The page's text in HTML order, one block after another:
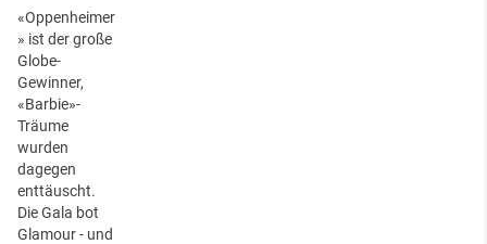
«Oppenheimer
» ist der große
Globe-
Gewinner,
«Barbie»-
Träume
wurden
dagegen
enttäuscht.
Die Gala bot
Glamour - und